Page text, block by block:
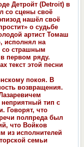
Детройт (Detroit) в
со сцены своё
нашёл своё
о судьбе
артист Томаш
исполнял на
со страшным
первом ряду.
текст этой песни
покоя. В
возвращения.
тип с
Говорят, что
полпреда был
что Войков
из исполнителей
семьи